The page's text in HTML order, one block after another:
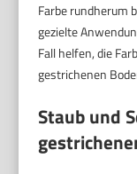
Farbe rundherum
gezielte
Fall helfen, die
gestrichenen
Staub und